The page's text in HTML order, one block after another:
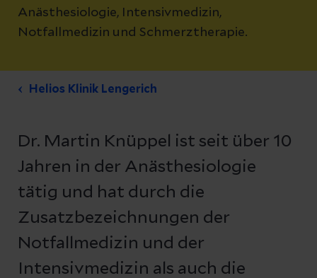
Anästhesiologie, Intensivmedizin,
Notfallmedizin und Schmerztherapie.
Helios Klinik Lengerich
Dr. Martin Knüppel ist seit über 10
Jahren in der Anästhesiologie
tätig und hat durch die
Zusatzbezeichnungen der
Notfallmedizin und der
Intensivmedizin als auch die